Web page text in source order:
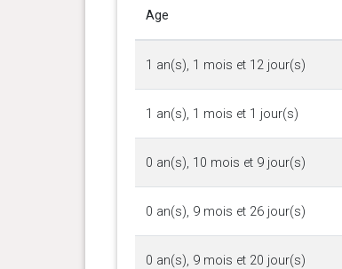
Age
1 an(s), 1 mois et 12 jour(s)
1 an(s), 1 mois et 1 jour(s)
0 an(s), 10 mois et 9 jour(s)
0 an(s), 9 mois et 26 jour(s)
0 an(s), 9 mois et 20 jour(s)